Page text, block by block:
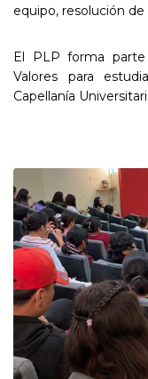
equipo, resolución
El PLP forma
Valores para
Capellanía